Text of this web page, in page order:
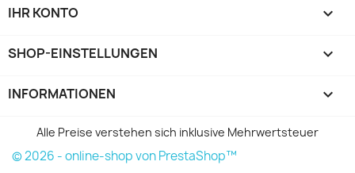
IHR KONTO 
SHOP-EINSTELLUNGEN keyboard_arrow_down
INFORMATIONEN 
Alle Preise verstehen sich inklusive Mehrwertsteuer
© 2026 - online-shop von PrestaShop™